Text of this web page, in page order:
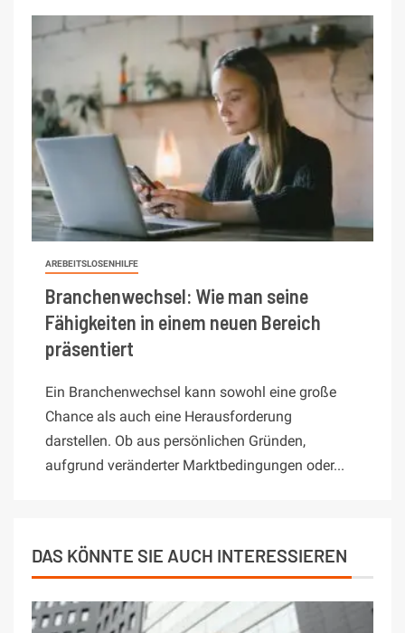
AREBEITSLOSENHILFE
Branchenwechsel: Wie man seine
Fähigkeiten in einem neuen Bereich
präsentiert
Ein Branchenwechsel kann sowohl eine große
Chance als auch eine Herausforderung
darstellen. Ob aus persönlichen Gründen,
aufgrund veränderter Marktbedingungen oder...
DAS KÖNNTE SIE AUCH INTERESSIEREN